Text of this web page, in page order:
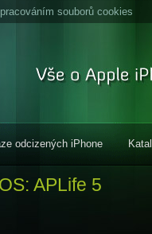
souborů cookies
odcizených iPhone
APLife 5